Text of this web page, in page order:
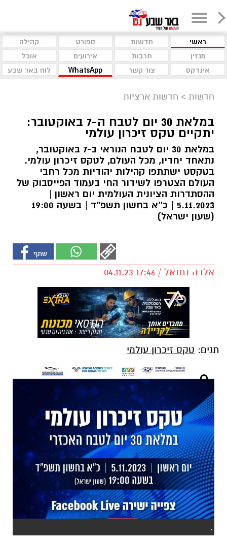
ראשי חדשות ספורט
קהילה
מגזין
תרבות אירועים
אוכל
אינדקס
צור קשר WhatsApp לוח באר שבע
חדשות > חדשות ארציות
במלאת 30 יום לטבח ה-7 באוקטובר:
יתקיים טקס זיכרון עולמי
במלאת 30 יום לטבח הנוראי ב-7 באוקטובר,
נתאחד יחדיו, מכל העולם, לטקס זיכרון עולמי.
בטקסט ישתתפו קהילות יהודיות מכל רחבי
העולם הצטרפו לשידור החי בעמוד הפייסבוק של
ההסתדרות הציונית העולמית יום ראשון |
5.11.2023 | כ''א בחשון תשפ''ד | בשעה 19:00
(שעון ישראל)
אלדה נתנאל / 17:46 04.11.23
תגים: טקס זיכרון עולמי
.